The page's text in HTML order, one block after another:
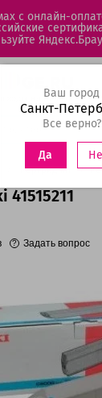
с онлайн-
Ваш город
Санкт-
Все верно?
Да
Картриджи
Задать вопрос